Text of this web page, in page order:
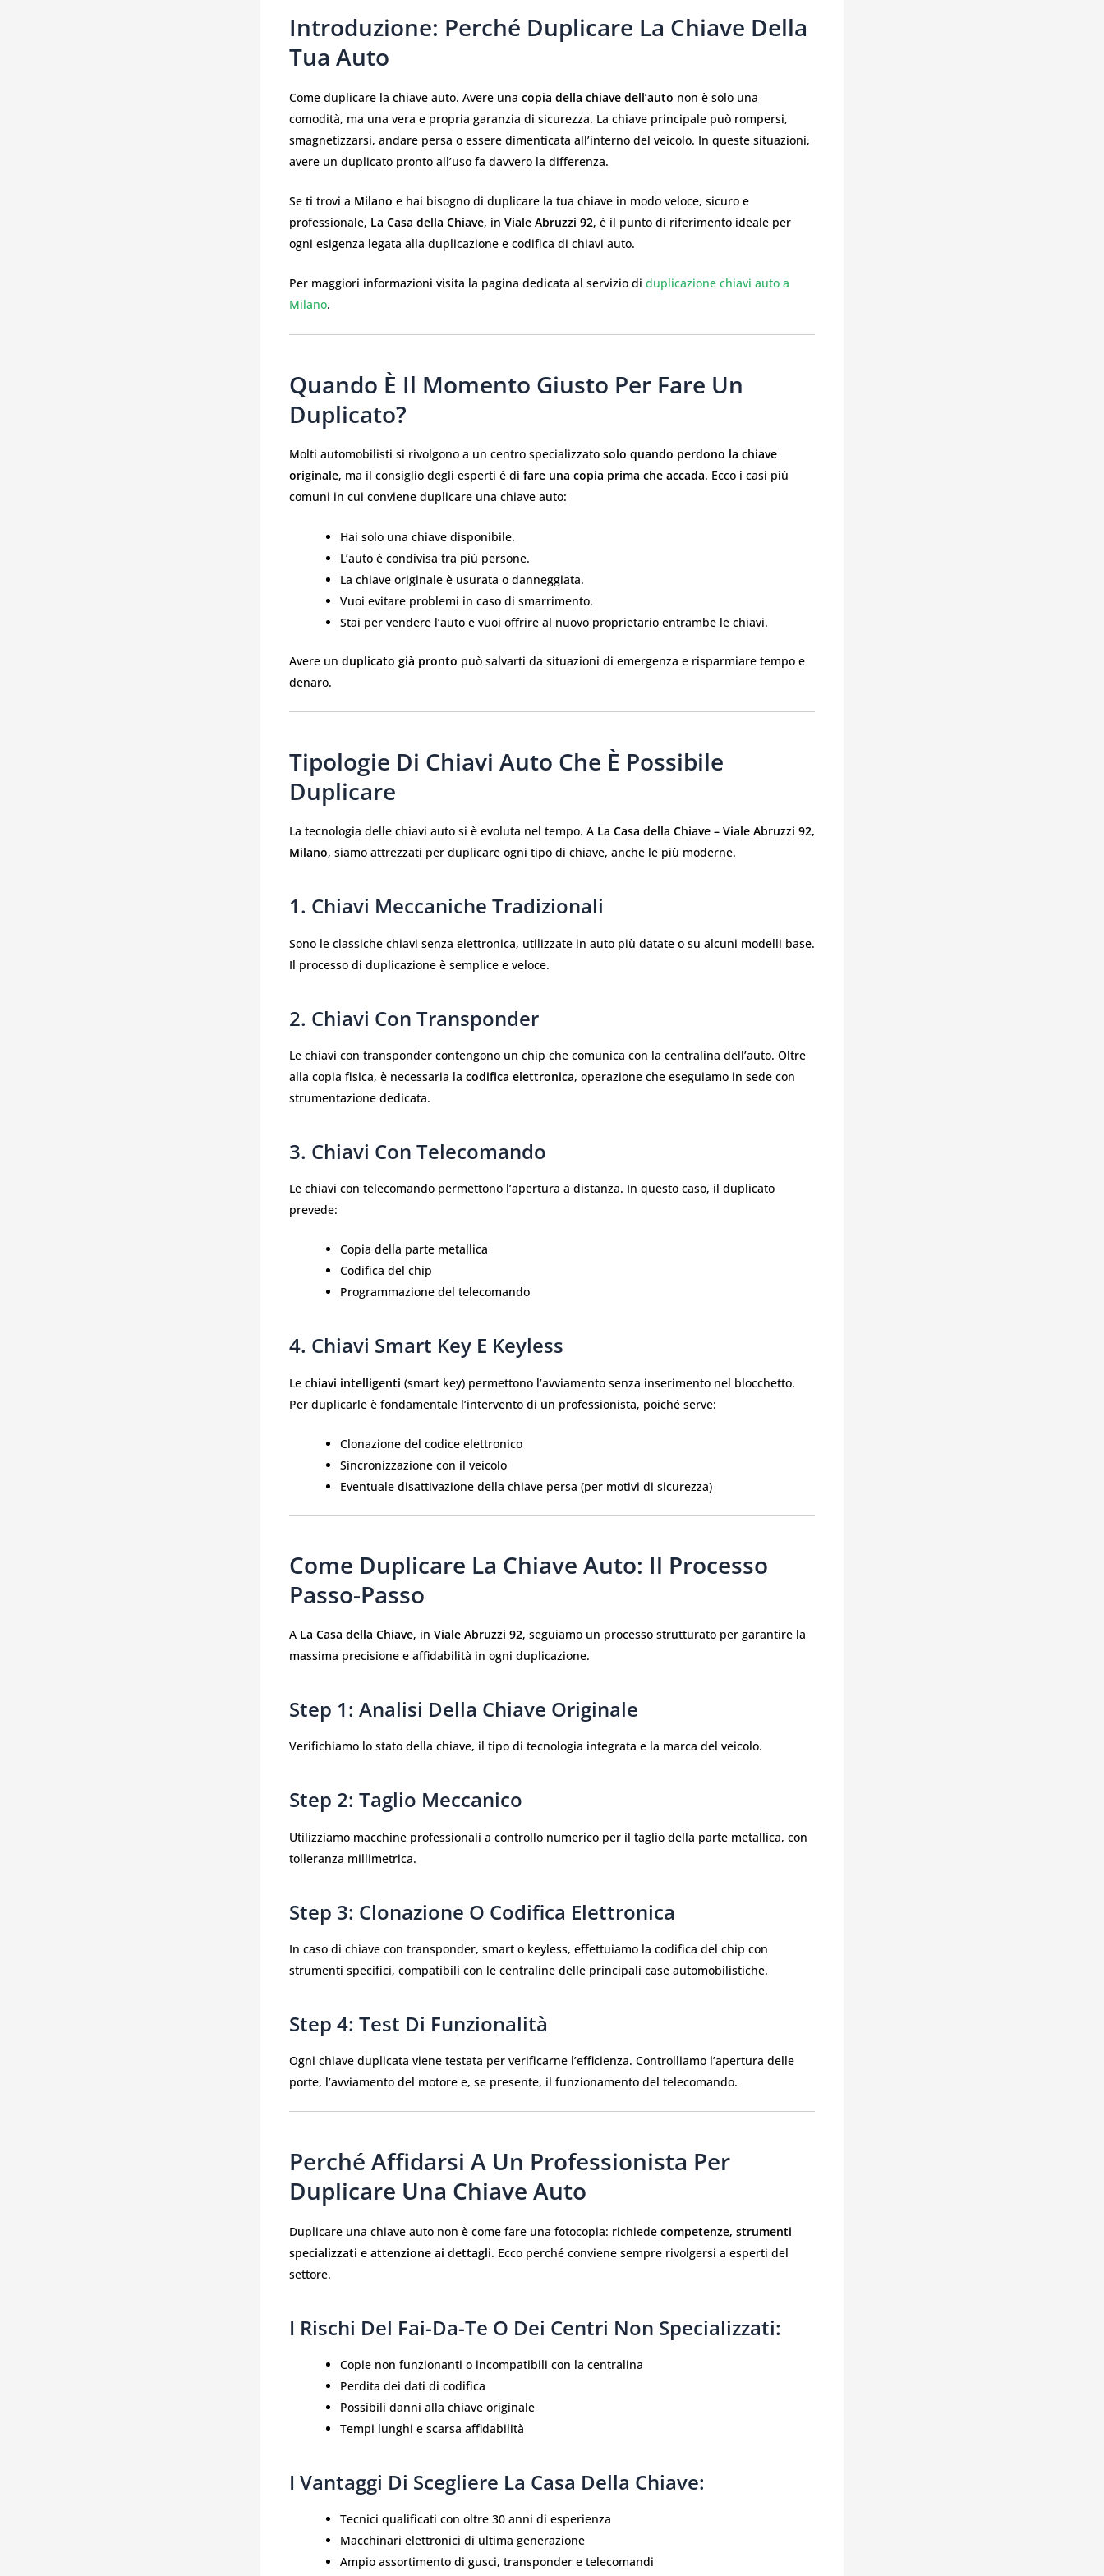
Introduzione: Perché Duplicare La Chiave Della
Tua Auto
Come duplicare la chiave auto. Avere una copia della chiave dell’auto non è solo una
comodità, ma una vera e propria garanzia di sicurezza. La chiave principale può rompersi,
smagnetizzarsi, andare persa o essere dimenticata all’interno del veicolo. In queste situazioni,
avere un duplicato pronto all’uso fa davvero la differenza.
Se ti trovi a Milano e hai bisogno di duplicare la tua chiave in modo veloce, sicuro e
professionale, La Casa della Chiave, in Viale Abruzzi 92, è il punto di riferimento ideale per
ogni esigenza legata alla duplicazione e codifica di chiavi auto.
Per maggiori informazioni visita la pagina dedicata al servizio di duplicazione chiavi auto a
Milano.
Quando È Il Momento Giusto Per Fare Un
Duplicato?
Molti automobilisti si rivolgono a un centro specializzato solo quando perdono la chiave
originale, ma il consiglio degli esperti è di fare una copia prima che accada. Ecco i casi più
comuni in cui conviene duplicare una chiave auto:
Hai solo una chiave disponibile.
L’auto è condivisa tra più persone.
La chiave originale è usurata o danneggiata.
Vuoi evitare problemi in caso di smarrimento.
Stai per vendere l’auto e vuoi offrire al nuovo proprietario entrambe le chiavi.
Avere un duplicato già pronto può salvarti da situazioni di emergenza e risparmiare tempo e
denaro.
Tipologie Di Chiavi Auto Che È Possibile
Duplicare
La tecnologia delle chiavi auto si è evoluta nel tempo. A La Casa della Chiave – Viale Abruzzi 92,
Milano, siamo attrezzati per duplicare ogni tipo di chiave, anche le più moderne.
1. Chiavi Meccaniche Tradizionali
Sono le classiche chiavi senza elettronica, utilizzate in auto più datate o su alcuni modelli base.
Il processo di duplicazione è semplice e veloce.
2. Chiavi Con Transponder
Le chiavi con transponder contengono un chip che comunica con la centralina dell’auto. Oltre
alla copia fisica, è necessaria la codifica elettronica, operazione che eseguiamo in sede con
strumentazione dedicata.
3. Chiavi Con Telecomando
Le chiavi con telecomando permettono l’apertura a distanza. In questo caso, il duplicato
prevede:
Copia della parte metallica
Codifica del chip
Programmazione del telecomando
4. Chiavi Smart Key E Keyless
Le chiavi intelligenti (smart key) permettono l’avviamento senza inserimento nel blocchetto.
Per duplicarle è fondamentale l’intervento di un professionista, poiché serve:
Clonazione del codice elettronico
Sincronizzazione con il veicolo
Eventuale disattivazione della chiave persa (per motivi di sicurezza)
Come Duplicare La Chiave Auto: Il Processo
Passo-Passo
A La Casa della Chiave, in Viale Abruzzi 92, seguiamo un processo strutturato per garantire la
massima precisione e affidabilità in ogni duplicazione.
Step 1: Analisi Della Chiave Originale
Verifichiamo lo stato della chiave, il tipo di tecnologia integrata e la marca del veicolo.
Step 2: Taglio Meccanico
Utilizziamo macchine professionali a controllo numerico per il taglio della parte metallica, con
tolleranza millimetrica.
Step 3: Clonazione O Codifica Elettronica
In caso di chiave con transponder, smart o keyless, effettuiamo la codifica del chip con
strumenti specifici, compatibili con le centraline delle principali case automobilistiche.
Step 4: Test Di Funzionalità
Ogni chiave duplicata viene testata per verificarne l’efficienza. Controlliamo l’apertura delle
porte, l’avviamento del motore e, se presente, il funzionamento del telecomando.
Perché Affidarsi A Un Professionista Per
Duplicare Una Chiave Auto
Duplicare una chiave auto non è come fare una fotocopia: richiede competenze, strumenti
specializzati e attenzione ai dettagli. Ecco perché conviene sempre rivolgersi a esperti del
settore.
I Rischi Del Fai-Da-Te O Dei Centri Non Specializzati:
Copie non funzionanti o incompatibili con la centralina
Perdita dei dati di codifica
Possibili danni alla chiave originale
Tempi lunghi e scarsa affidabilità
I Vantaggi Di Scegliere La Casa Della Chiave:
Tecnici qualificati con oltre 30 anni di esperienza
Macchinari elettronici di ultima generazione
Ampio assortimento di gusci, transponder e telecomandi